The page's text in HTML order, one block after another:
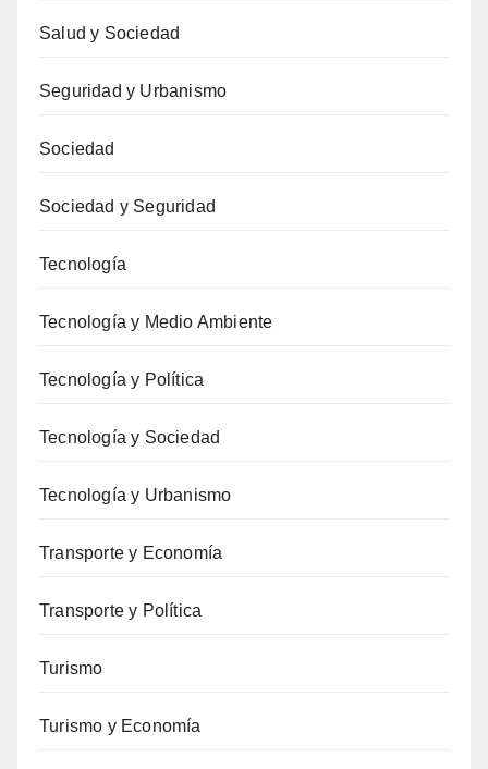
Salud y Sociedad
Seguridad y Urbanismo
Sociedad
Sociedad y Seguridad
Tecnología
Tecnología y Medio Ambiente
Tecnología y Política
Tecnología y Sociedad
Tecnología y Urbanismo
Transporte y Economía
Transporte y Política
Turismo
Turismo y Economía